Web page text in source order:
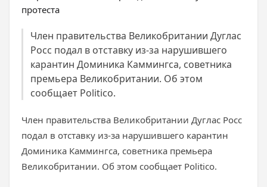
Член правительства Великобритании Дуглас
Росс подал в отставку из-за нарушившего
карантин Доминика Каммингса, советника
премьера Великобритании. Об этом
сообщает Politico.
Член правительства Великобритании Дуглас Росс
подал в отставку из-за нарушившего карантин
Доминика Каммингса, советника премьера
Великобритании. Об этом сообщает Politico.